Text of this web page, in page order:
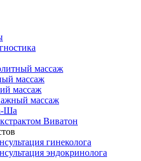
массаж
массаж
массаж
массаж
Ша
Виватон
гинеколога
эндокринолога